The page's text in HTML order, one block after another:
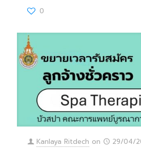
0
Kanlaya Ritdech on
29/04/